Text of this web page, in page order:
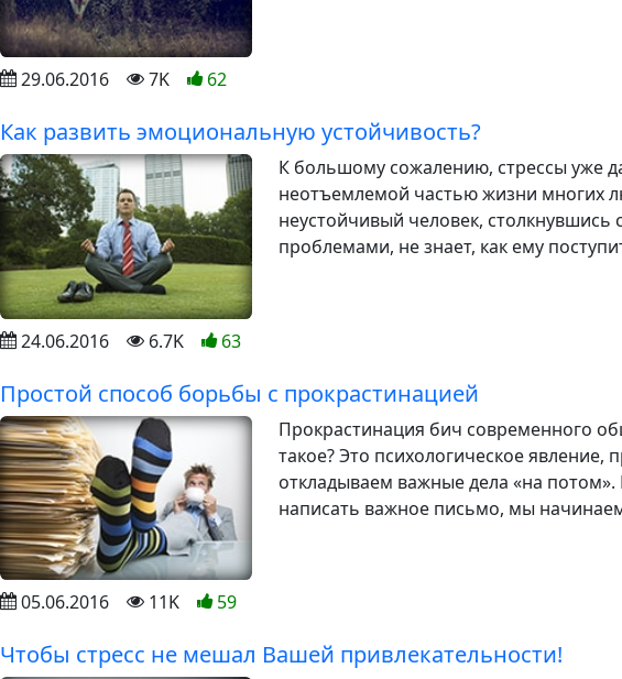
29.06.2016 7K 62
Как развить эмоциональную устойчивость?
К большому сожалению, стрессы уже
неотъемлемой частью жизни многих
неустойчивый человек, столкнувшись
проблемами, не знает, как ему
24.06.2016 6.7K 63
Простой способ борьбы с прокрастинацией
Прокрастинация бич современного
такое? Это психологическое явление,
откладываем важные дела «на
написать важное письмо, мы
05.06.2016 11K 59
Чтобы стресс не мешал Вашей привлекательности!